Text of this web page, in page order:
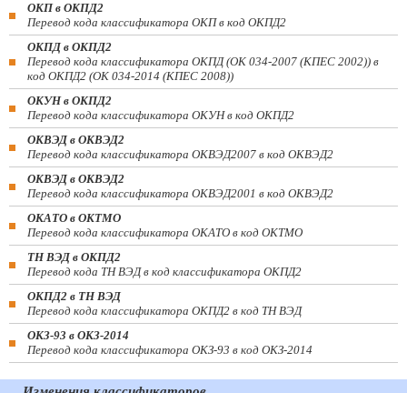
ОКП в ОКПД2
Перевод кода классификатора ОКП в код ОКПД2
ОКПД в ОКПД2
Перевод кода классификатора ОКПД (ОК 034-2007 (КПЕС 2002)) в
код ОКПД2 (ОК 034-2014 (КПЕС 2008))
ОКУН в ОКПД2
Перевод кода классификатора ОКУН в код ОКПД2
ОКВЭД в ОКВЭД2
Перевод кода классификатора ОКВЭД2007 в код ОКВЭД2
ОКВЭД в ОКВЭД2
Перевод кода классификатора ОКВЭД2001 в код ОКВЭД2
ОКАТО в ОКТМО
Перевод кода классификатора ОКАТО в код ОКТМО
ТН ВЭД в ОКПД2
Перевод кода ТН ВЭД в код классификатора ОКПД2
ОКПД2 в ТН ВЭД
Перевод кода классификатора ОКПД2 в код ТН ВЭД
ОКЗ-93 в ОКЗ-2014
Перевод кода классификатора ОКЗ-93 в код ОКЗ-2014